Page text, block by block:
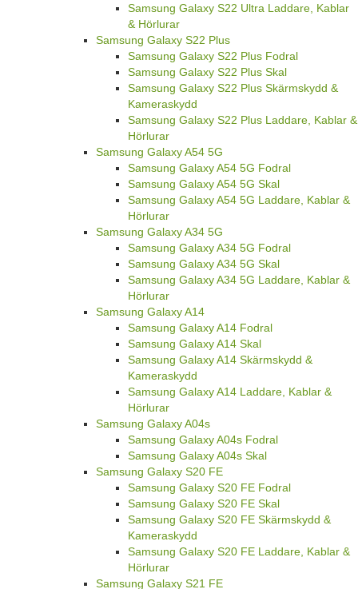
Samsung Galaxy S22 Ultra Laddare, Kablar
& Hörlurar
Samsung Galaxy S22 Plus
Samsung Galaxy S22 Plus Fodral
Samsung Galaxy S22 Plus Skal
Samsung Galaxy S22 Plus Skärmskydd &
Kameraskydd
Samsung Galaxy S22 Plus Laddare, Kablar &
Hörlurar
Samsung Galaxy A54 5G
Samsung Galaxy A54 5G Fodral
Samsung Galaxy A54 5G Skal
Samsung Galaxy A54 5G Laddare, Kablar &
Hörlurar
Samsung Galaxy A34 5G
Samsung Galaxy A34 5G Fodral
Samsung Galaxy A34 5G Skal
Samsung Galaxy A34 5G Laddare, Kablar &
Hörlurar
Samsung Galaxy A14
Samsung Galaxy A14 Fodral
Samsung Galaxy A14 Skal
Samsung Galaxy A14 Skärmskydd &
Kameraskydd
Samsung Galaxy A14 Laddare, Kablar &
Hörlurar
Samsung Galaxy A04s
Samsung Galaxy A04s Fodral
Samsung Galaxy A04s Skal
Samsung Galaxy S20 FE
Samsung Galaxy S20 FE Fodral
Samsung Galaxy S20 FE Skal
Samsung Galaxy S20 FE Skärmskydd &
Kameraskydd
Samsung Galaxy S20 FE Laddare, Kablar &
Hörlurar
Samsung Galaxy S21 FE